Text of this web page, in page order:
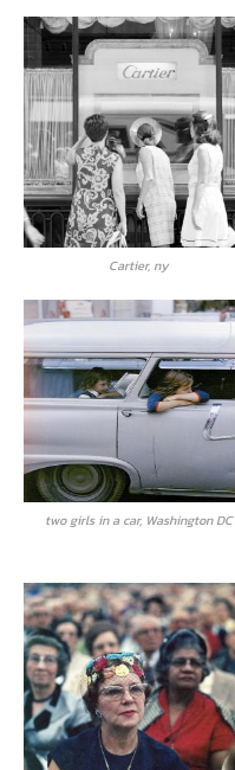
Cartier, ny
two girls in a car, Washington DC